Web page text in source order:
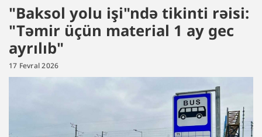
"Baksol yolu işi"ndə tikinti rəisi:
"Təmir üçün material 1 ay gec
ayrılıb"
17 Fevral 2026